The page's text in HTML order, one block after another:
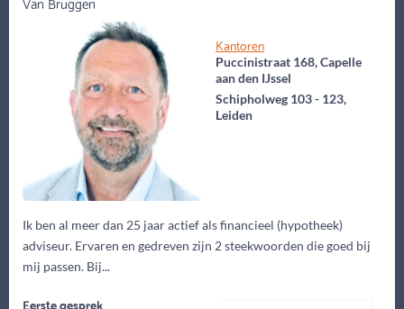
Kantoren
Puccinistraat 168, Capelle
aan den IJssel
Schipholweg 103 - 123,
Leiden
Ik ben al meer dan 25 jaar actief als financieel (hypotheek)
adviseur. Ervaren en gedreven zijn 2 steekwoorden die goed bij
mij passen. Bij...
Eerste gesprek